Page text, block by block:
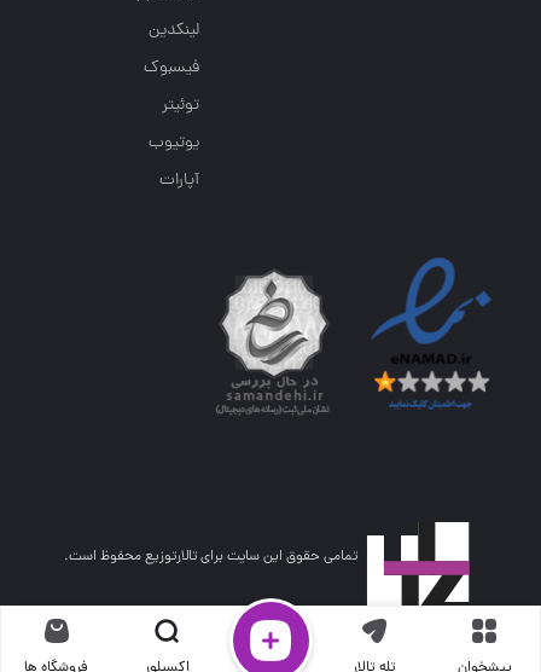
لینکدین
فیسبوک
توئیتر
یوتیوب
آپارات
تمامی حقوق این سایت برای تالارتوزیع محفوظ است.